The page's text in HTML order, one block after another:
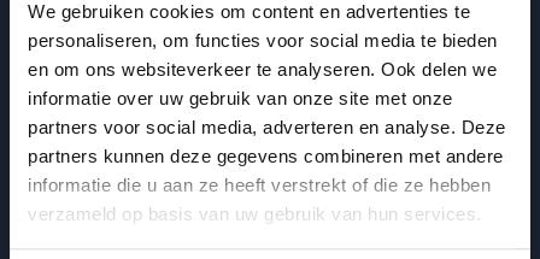
We gebruiken cookies om content en advertenties te
personaliseren, om functies voor social media te bieden
en om ons websiteverkeer te analyseren. Ook delen we
informatie over uw gebruik van onze site met onze
partners voor social media, adverteren en analyse. Deze
partners kunnen deze gegevens combineren met andere
informatie die u aan ze heeft verstrekt of die ze hebben
verzameld op basis van uw gebruik van hun services.
samenwerking
Lees blogbericht: Waarom zijn jongeren vaak trots op hun